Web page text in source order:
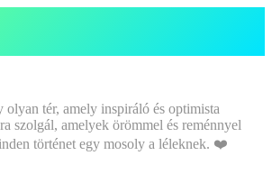
tér, amely inspiráló és optimista
szolgál, amelyek örömmel és reménnyel
történet egy mosoly a léleknek. ❤️